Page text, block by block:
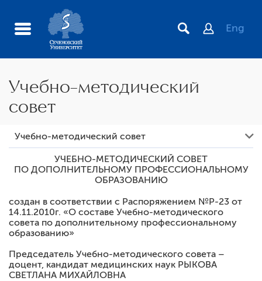
Eng
Учебно-методический
совет
Дирекция института
Благодарственные письма
Система менеджмента качества ИПО
Отделы
Ученый совет
Учебно-методический совет
УЧЕБНО-МЕТОДИЧЕСКИЙ СОВЕТ
ПО ДОПОЛНИТЕЛЬНОМУ ПРОФЕССИОНАЛЬНОМУ
ОБРАЗОВАНИЮ
создан в соответствии с Распоряжением №Р-23 от
14.11.2010г. «О составе Учебно-методического
совета по дополнительному профессиональному
образованию»
Председатель Учебно-методического совета –
доцент, кандидат медицинских наук РЫКОВА
СВЕТЛАНА МИХАЙЛОВНА